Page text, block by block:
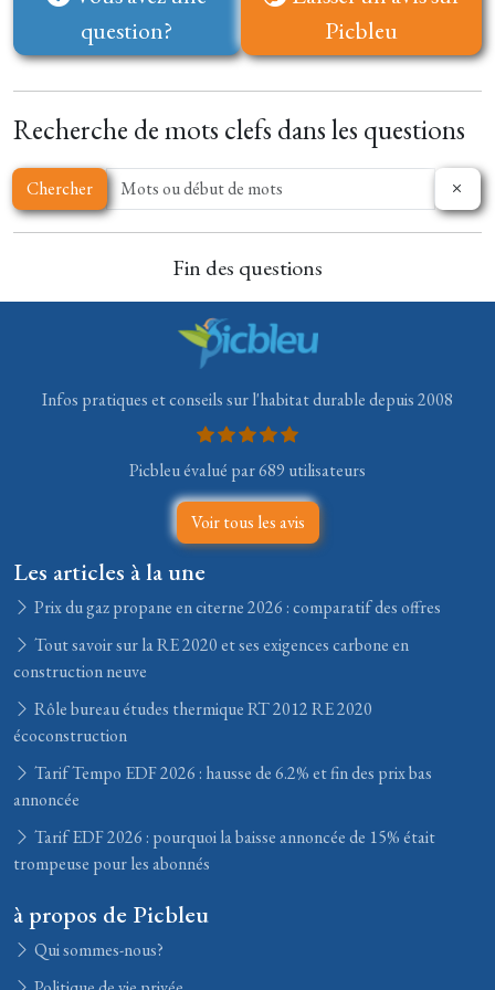
question?
Picbleu
Recherche de mots clefs dans les questions
Chercher
Fin des questions
Infos pratiques et conseils sur l'habitat durable depuis 2008
Picbleu évalué par 689 utilisateurs
Voir tous les avis
Les articles à la une
Prix du gaz propane en citerne 2026 : comparatif des offres
Tout savoir sur la RE 2020 et ses exigences carbone en
construction neuve
Rôle bureau études thermique RT 2012 RE 2020
écoconstruction
Tarif Tempo EDF 2026 : hausse de 6.2% et fin des prix bas
annoncée
Tarif EDF 2026 : pourquoi la baisse annoncée de 15% était
trompeuse pour les abonnés
à propos de Picbleu
Qui sommes-nous?